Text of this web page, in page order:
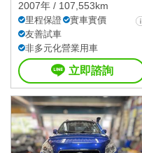
2007年 / 107,553km
里程保證
實車實價
友善試車
非多元化營業用車
立即諮詢